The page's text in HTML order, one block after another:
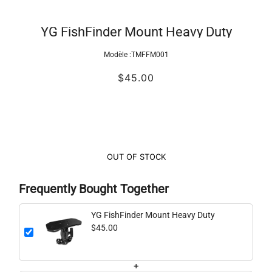
YG FishFinder Mount Heavy Duty
Modèle :TMFFM001
$45.00
OUT OF STOCK
Frequently Bought Together
YG FishFinder Mount Heavy Duty
$45.00
+